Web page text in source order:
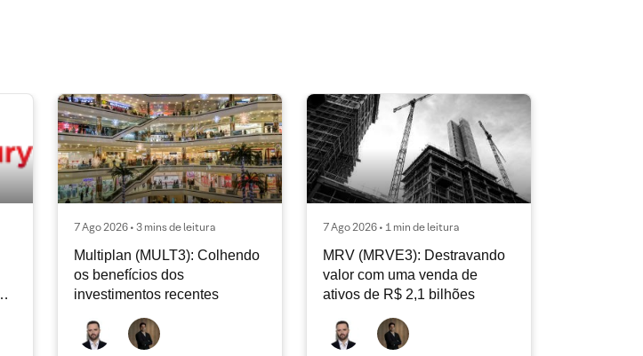
7 Ago 2026 • 3 mins de leitura
Multiplan (MULT3): Colhendo
os benefícios dos
investimentos recentes
7 Ago 2026 • 1 min de leitura
MRV (MRVE3): Destravando
valor com uma venda de
ativos de R$ 2,1 bilhões